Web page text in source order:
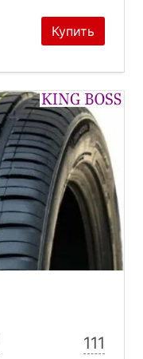
Купить
111